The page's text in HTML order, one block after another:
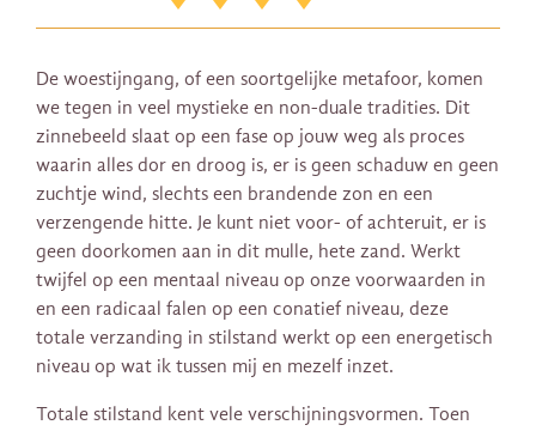
De woestijngang, of een soortgelijke metafoor, komen
we tegen in veel mystieke en non-duale tradities. Dit
zinnebeeld slaat op een fase op jouw weg als proces
waarin alles dor en droog is, er is geen schaduw en geen
zuchtje wind, slechts een brandende zon en een
verzengende hitte. Je kunt niet voor- of achteruit, er is
geen doorkomen aan in dit mulle, hete zand. Werkt
twijfel op een mentaal niveau op onze voorwaarden in
en een radicaal falen op een conatief niveau, deze
totale verzanding in stilstand werkt op een energetisch
niveau op wat ik tussen mij en mezelf inzet.
Totale stilstand kent vele verschijningsvormen. Toen